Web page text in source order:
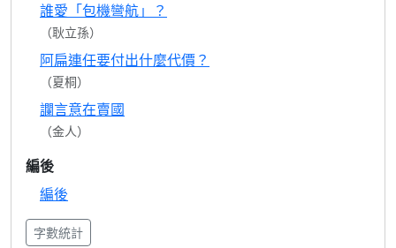
誰愛「包機彎航」？
（耿立孫）
阿扁連任要付出什麼代價？
（夏桐）
讕言意在賣國
（金人）
編後
編後
字數統計